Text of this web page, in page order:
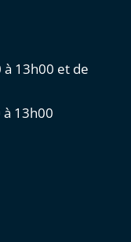
13h00 et de
13h00